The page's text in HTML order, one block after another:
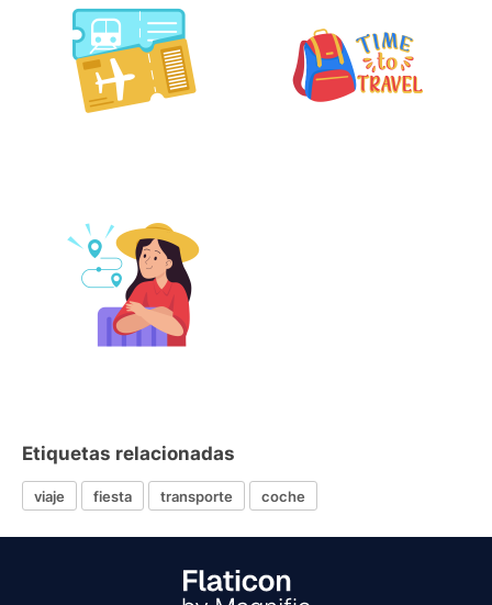
Etiquetas relacionadas
viaje fiesta transporte coche